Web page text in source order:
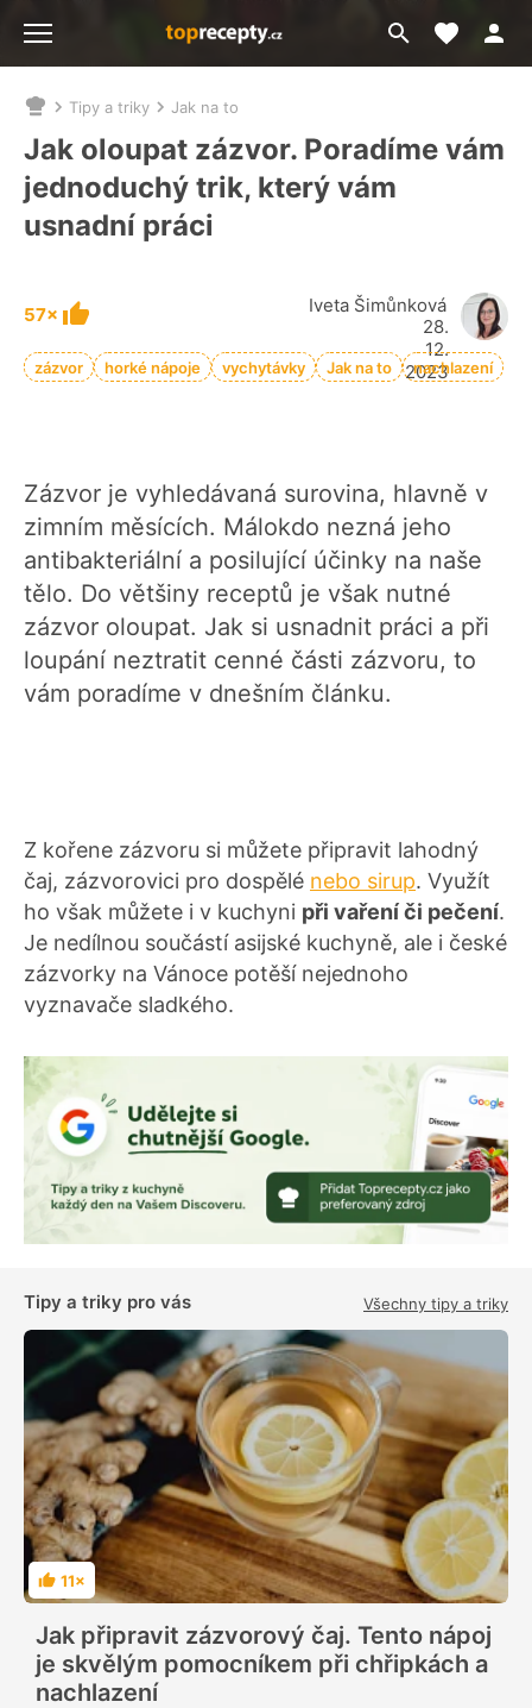
Přejít
na
Moje
Nacházíte
se
zde:
Tipy a triky Jak na to
Jak oloupat zázvor. Poradíme vám
jednoduchý trik, který vám
usnadní práci
57×
Iveta Šimůnková
28.
12.
2023
zázvor horké nápoje vychytávky Jak na to nachlazení
Zázvor je vyhledávaná surovina, hlavně v
zimním měsících. Málokdo nezná jeho
antibakteriální a posilující účinky na naše
tělo. Do většiny receptů je však nutné
zázvor oloupat. Jak si usnadnit práci a při
loupání neztratit cenné části zázvoru, to
vám poradíme v dnešním článku.
Z kořene zázvoru si můžete připravit lahodný
čaj, zázvorovici pro dospělé nebo sirup. Využít
ho však můžete i v kuchyni při vaření či pečení.
Je nedílnou součástí asijské kuchyně, ale i české
zázvorky na Vánoce potěší nejednoho
vyznavače sladkého.
Tipy a triky pro vás Všechny tipy a triky
H
o
n
o
c
e
n
11×
Jak připravit zázvorový čaj. Tento nápoj
je skvělým pomocníkem při chřipkách a
nachlazení